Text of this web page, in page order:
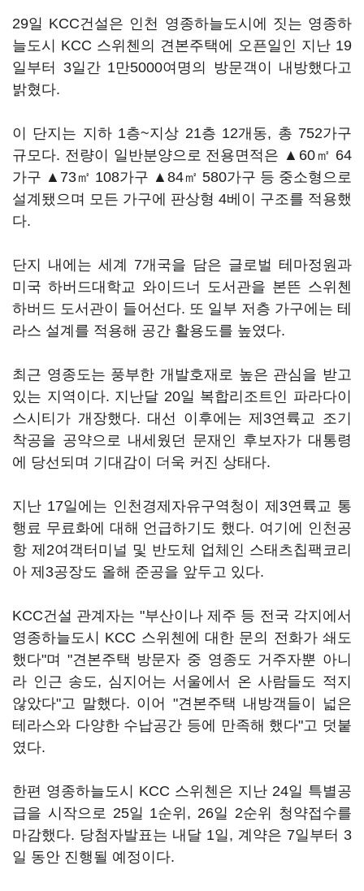
29일 KCC건설은 인천 영종하늘도시에 짓는 영종하
늘도시 KCC 스위첸의 견본주택에 오픈일인 지난 19
일부터 3일간 1만5000여명의 방문객이 내방했다고
밝혔다.
이 단지는 지하 1층~지상 21층 12개동, 총 752가구
규모다. 전량이 일반분양으로 전용면적은 ▲60㎡ 64
가구 ▲73㎡ 108가구 ▲84㎡ 580가구 등 중소형으로
설계됐으며 모든 가구에 판상형 4베이 구조를 적용했
다.
단지 내에는 세계 7개국을 담은 글로벌 테마정원과
미국 하버드대학교 와이드너 도서관을 본뜬 스위첸
하버드 도서관이 들어선다. 또 일부 저층 가구에는 테
라스 설계를 적용해 공간 활용도를 높였다.
최근 영종도는 풍부한 개발호재로 높은 관심을 받고
있는 지역이다. 지난달 20일 복합리조트인 파라다이
스시티가 개장했다. 대선 이후에는 제3연륙교 조기
착공을 공약으로 내세웠던 문재인 후보자가 대통령
에 당선되며 기대감이 더욱 커진 상태다.
지난 17일에는 인천경제자유구역청이 제3연륙교 통
행료 무료화에 대해 언급하기도 했다. 여기에 인천공
항 제2여객터미널 및 반도체 업체인 스태츠칩팩코리
아 제3공장도 올해 준공을 앞두고 있다.
KCC건설 관계자는 "부산이나 제주 등 전국 각지에서
영종하늘도시 KCC 스위첸에 대한 문의 전화가 쇄도
했다"며 "견본주택 방문자 중 영종도 거주자뿐 아니
라 인근 송도, 심지어는 서울에서 온 사람들도 적지
않았다"고 말했다. 이어 "견본주택 내방객들이 넓은
테라스와 다양한 수납공간 등에 만족해 했다"고 덧붙
였다.
한편 영종하늘도시 KCC 스위첸은 지난 24일 특별공
급을 시작으로 25일 1순위, 26일 2순위 청약접수를
마감했다. 당첨자발표는 내달 1일, 계약은 7일부터 3
일 동안 진행될 예정이다.